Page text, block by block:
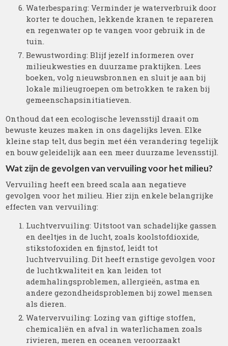
Waterbesparing: Verminder je waterverbruik door
korter te douchen, lekkende kranen te repareren
en regenwater op te vangen voor gebruik in de
tuin.
Bewustwording: Blijf jezelf informeren over
milieukwesties en duurzame praktijken. Lees
boeken, volg nieuwsbronnen en sluit je aan bij
lokale milieugroepen om betrokken te raken bij
gemeenschapsinitiatieven.
Onthoud dat een ecologische levensstijl draait om
bewuste keuzes maken in ons dagelijks leven. Elke
kleine stap telt, dus begin met één verandering tegelijk
en bouw geleidelijk aan een meer duurzame levensstijl.
Wat zijn de gevolgen van vervuiling voor het milieu?
Vervuiling heeft een breed scala aan negatieve
gevolgen voor het milieu. Hier zijn enkele belangrijke
effecten van vervuiling:
Luchtvervuiling: Uitstoot van schadelijke gassen
en deeltjes in de lucht, zoals koolstofdioxide,
stikstofoxiden en fijnstof, leidt tot
luchtvervuiling. Dit heeft ernstige gevolgen voor
de luchtkwaliteit en kan leiden tot
ademhalingsproblemen, allergieën, astma en
andere gezondheidsproblemen bij zowel mensen
als dieren.
Watervervuiling: Lozing van giftige stoffen,
chemicaliën en afval in waterlichamen zoals
rivieren, meren en oceanen veroorzaakt